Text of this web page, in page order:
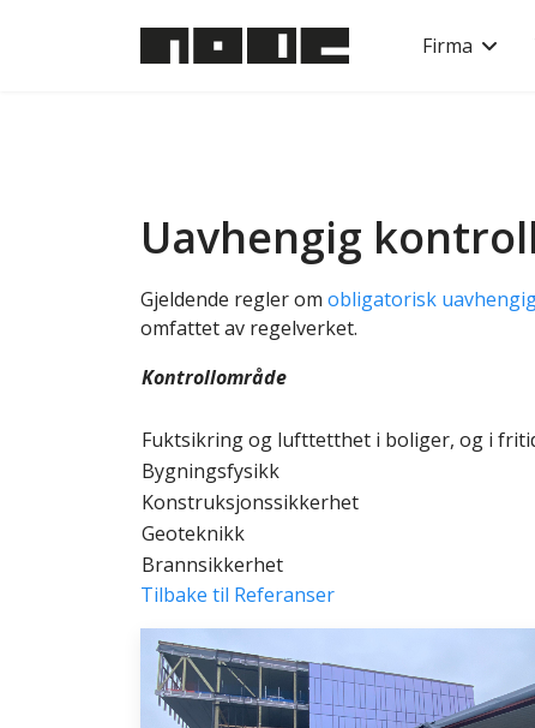
Firma
Uavhengig
Gjeldende regler om obligatorisk
omfattet av regelverket.
Kontrollområde
Fuktsikring og lufttetthet i boliger, og i
Bygningsfysikk
Konstruksjonssikkerhet
Geoteknikk
Brannsikkerhet
Tilbake til Referanser